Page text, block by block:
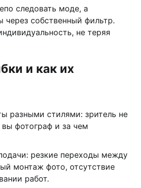
следовать моде, а
через собственный фильтр.
не теряя
и как их
разными стилями: зритель не
фотограф и за чем
резкие переходы между
монтаж фото, отсутствие
работ.